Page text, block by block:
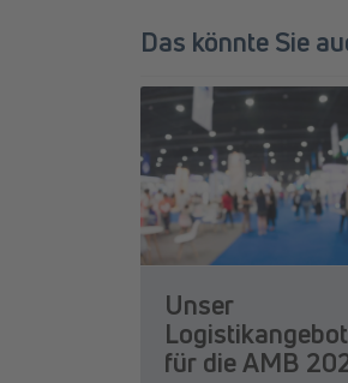
Das könnte Sie
Unser
Logistikangebot
für die AMB